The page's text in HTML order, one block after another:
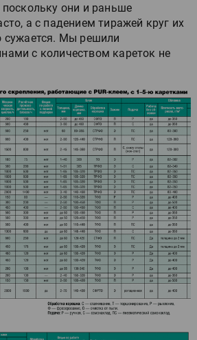
они и раньше
а с падением тиражей круг их
сужается. Мы решили
с количеством кареток не